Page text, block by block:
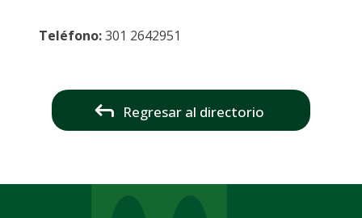
Teléfono:301 2642951
Regresar al directorio